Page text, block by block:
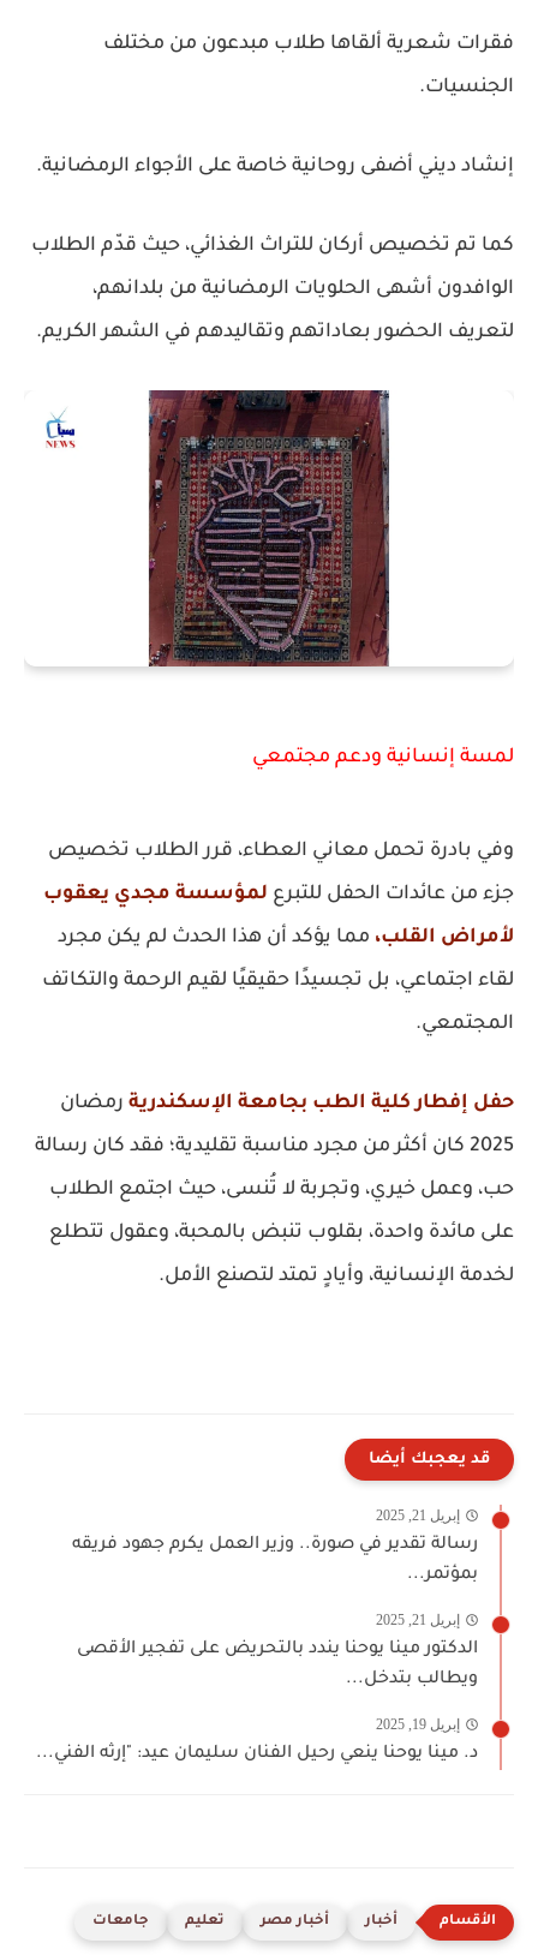
فقرات شعرية ألقاها طلاب مبدعون من مختلف
الجنسيات.
إنشاد ديني أضفى روحانية خاصة على الأجواء الرمضانية.
كما تم تخصيص أركان للتراث الغذائي، حيث قدّم الطلاب
الوافدون أشهى الحلويات الرمضانية من بلدانهم،
لتعريف الحضور بعاداتهم وتقاليدهم في الشهر الكريم.
لمسة إنسانية ودعم مجتمعي
وفي بادرة تحمل معاني العطاء، قرر الطلاب تخصيص
جزء من عائدات الحفل للتبرع لمؤسسة مجدي يعقوب
لأمراض القلب، مما يؤكد أن هذا الحدث لم يكن مجرد
لقاء اجتماعي، بل تجسيدًا حقيقيًا لقيم الرحمة والتكاتف
المجتمعي.
حفل إفطار كلية الطب بجامعة الإسكندرية رمضان
2025 كان أكثر من مجرد مناسبة تقليدية؛ فقد كان رسالة
حب، وعمل خيري، وتجربة لا تُنسى، حيث اجتمع الطلاب
على مائدة واحدة، بقلوب تنبض بالمحبة، وعقول تتطلع
لخدمة الإنسانية، وأيادٍ تمتد لتصنع الأمل.
قد يعجبك أيضا
إبريل 21, 2025
رسالة تقدير في صورة.. وزير العمل يكرم جهود فريقه
بمؤتمر...
إبريل 21, 2025
الدكتور مينا يوحنا يندد بالتحريض على تفجير الأقصى
ويطالب بتدخل...
إبريل 19, 2025
د. مينا يوحنا ينعي رحيل الفنان سليمان عيد: "إرثه الفني...
أخبار أخبار مصر تعليم جامعات